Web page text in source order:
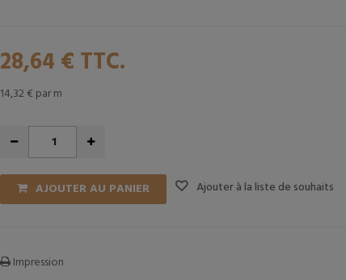
28,64 € TTC.
14,32 € par m
AJOUTER AU PANIER Ajouter à la liste de souhaits
Impression